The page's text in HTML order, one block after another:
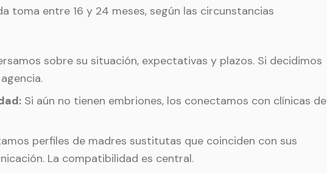
toma entre 16 y 24 meses, según las circunstancias
sobre su situación, expectativas y plazos. Si decidimos
Si aún no tienen embriones, los conectamos con clínicas de
perfiles de madres sustitutas que coinciden con sus
La compatibilidad es central.